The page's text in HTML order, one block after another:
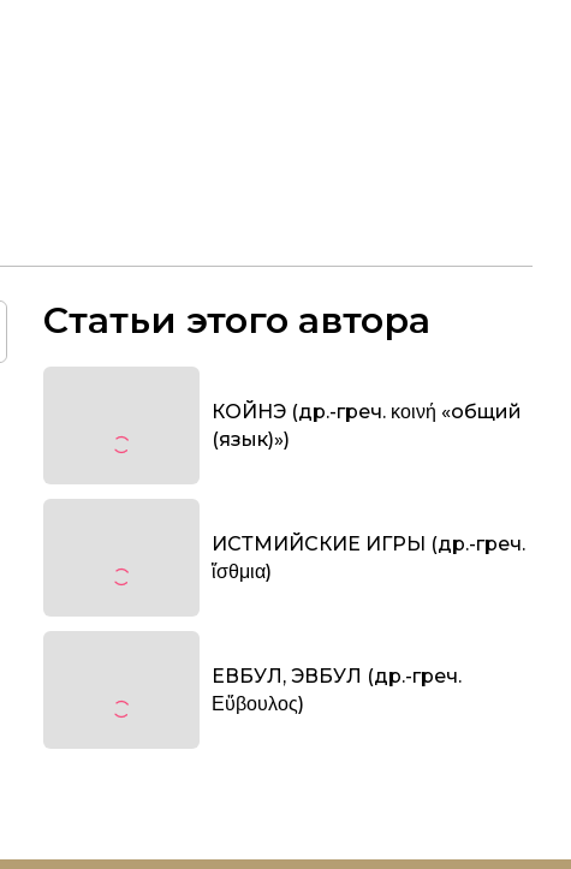
Статьи этого автора
КОЙНЭ (др.-греч. κοινή «общий
(язык)»)
ИСТМИЙСКИЕ ИГРЫ (др.-греч.
ἴσθμια)
ЕВБУЛ, ЭВБУЛ (др.-греч.
Εὔβουλος)